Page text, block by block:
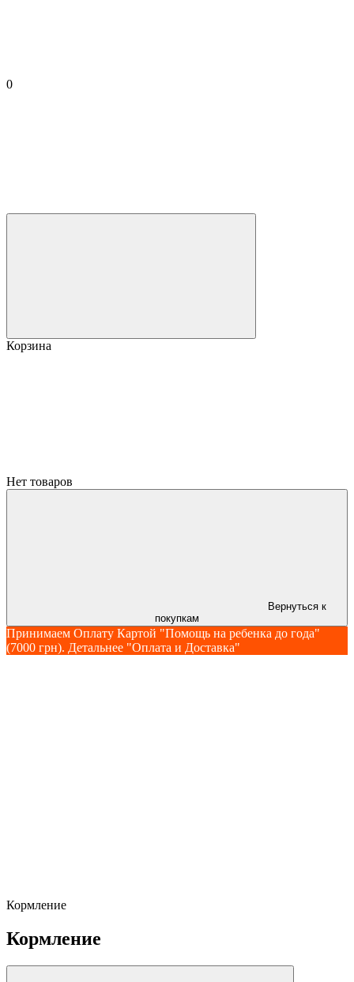
0
Корзина
Нет товаров
Вернуться к
покупкам
Принимаем Оплату Картой "Помощь на ребенка до года"
(7000 грн). Детальнее "Оплата и Доставка"
Кормление
Кормление